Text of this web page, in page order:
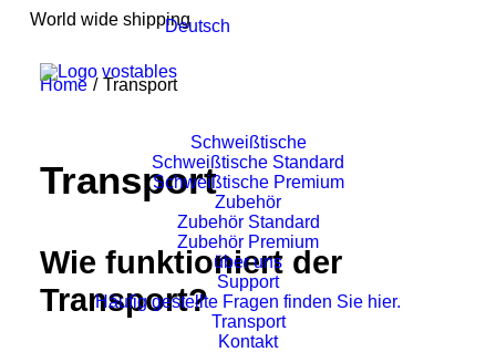
World wide shippingDeutsch
Schweißtische
Schweißtische Standard
Schweißtische Premium
Zubehör
Zubehör Standard
Zubehör Premium
über uns
Support
Häufig gestellte Fragen finden Sie hier.
Transport
Kontakt
Home Transport
Transport
Wie funktioniert der
Transport?